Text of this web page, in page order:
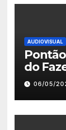
AUDIOVISUAL
do
Filme
Roxo e
06/05/